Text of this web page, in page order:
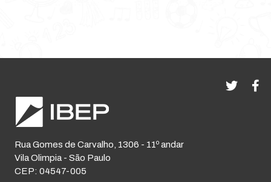
Rua Gomes de Carvalho, 1306 - 11º andar
Vila Olimpia - São Paulo
CEP: 04547-005